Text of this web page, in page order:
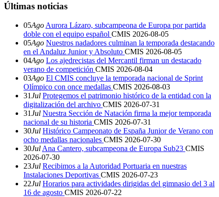
Últimas noticias
05Ago Aurora Lázaro, subcampeona de Europa por partida
doble con el equipo español CMIS 2026-08-05
05Ago Nuestros nadadores culminan la temporada destacando
en el Andaluz Junior y Absoluto CMIS 2026-08-05
04Ago Los ajedrecistas del Mercantil firman un destacado
verano de competición CMIS 2026-08-04
03Ago El CMIS concluye la temporada nacional de Sprint
Olímpico con once medallas CMIS 2026-08-03
31Jul Protegemos el patrimonio histórico de la entidad con la
digitalización del archivo CMIS 2026-07-31
31Jul Nuestra Sección de Natación firma la mejor temporada
nacional de su historia CMIS 2026-07-31
30Jul Histórico Campeonato de España Junior de Verano con
ocho medallas nacionales CMIS 2026-07-30
30Jul Ana Cantero, subcampeona de Europa Sub23 CMIS
2026-07-30
23Jul Recibimos a la Autoridad Portuaria en nuestras
Instalaciones Deportivas CMIS 2026-07-23
22Jul Horarios para actividades dirigidas del gimnasio del 3 al
16 de agosto CMIS 2026-07-22